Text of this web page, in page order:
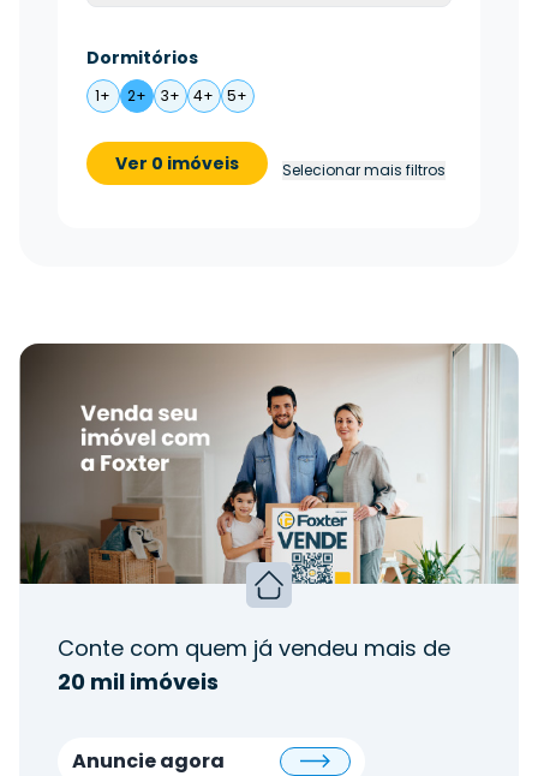
Dormitórios
1+ 2+ 3+ 4+ 5+
Ver 0 imóveis Selecionar mais filtros
Conte com quem já vendeu mais de
20 mil imóveis
Anuncie agora